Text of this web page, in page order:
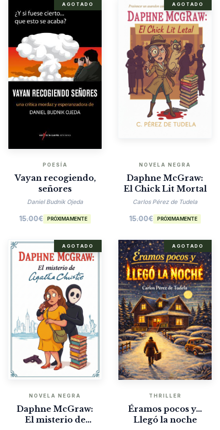
AGOTADO
POESÍA
Vayan recogiendo,
señores
Daniel Budnik Ojeda
15.00€ PRÓXIMAMENTE
AGOTADO
NOVELA NEGRA
Daphne McGraw:
El Chick Lit Mortal
Carlos Pérez de Tudela
15.00€ PRÓXIMAMENTE
AGOTADO
NOVELA NEGRA
Daphne McGraw:
El misterio de
AGOTADO
THRILLER
Éramos pocos y…
Llegó la noche